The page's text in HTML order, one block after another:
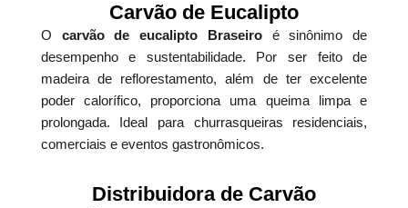
Carvão de Eucalipto
O carvão de eucalipto Braseiroé sinônimo de
desempenho e sustentabilidade. Por ser feito de
madeira de reflorestamento, além de ter excelente
poder calorífico, proporciona uma queima limpa e
prolongada. Ideal para churrasqueiras residenciais,
comerciais e eventos gastronômicos.
Distribuidora de Carvão